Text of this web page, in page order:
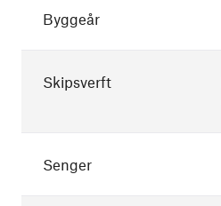
Byggeår
Skipsverft
Senger